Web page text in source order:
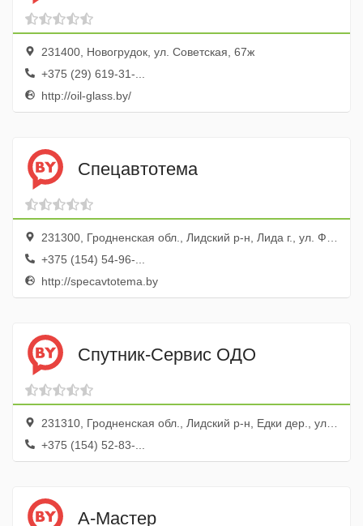
231400, Новогрудок, ул. Советская, 67ж
+375 (29) 619-31-...
http://oil-glass.by/
Спецавтотема
231300, Гродненская обл., Лидский р-н, Лида г., ул. Фурманова, 17
+375 (154) 54-96-...
http://specavtotema.by
Спутник-Сервис ОДО
231310, Гродненская обл., Лидский р-н, Едки дер., ул. Придорожная, 7а
+375 (154) 52-83-...
А-Мастер